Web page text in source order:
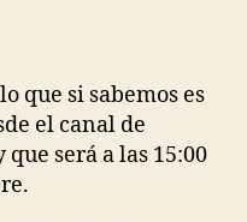
que si sabemos es
el canal de
será a las 15:00